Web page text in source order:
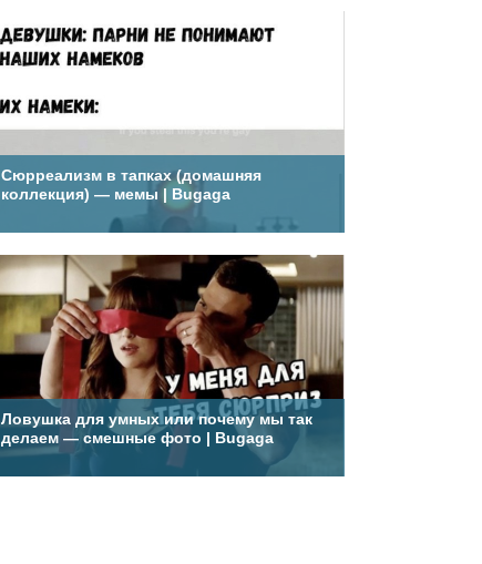
Сюрреализм в тапках (домашняя
коллекция) — мемы | Bugaga
Ловушка для умных или почему мы так
делаем — смешные фото | Bugaga